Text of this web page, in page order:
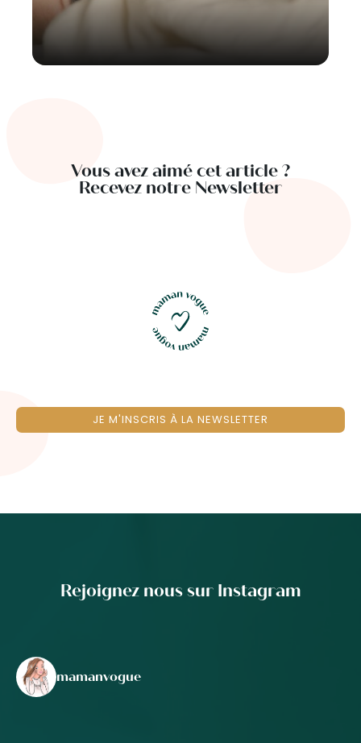
Vous avez aimé cet article ?
Recevez notre Newsletter
JE M'INSCRIS À LA NEWSLETTER
Rejoignez nous sur Instagram
mamanvogue